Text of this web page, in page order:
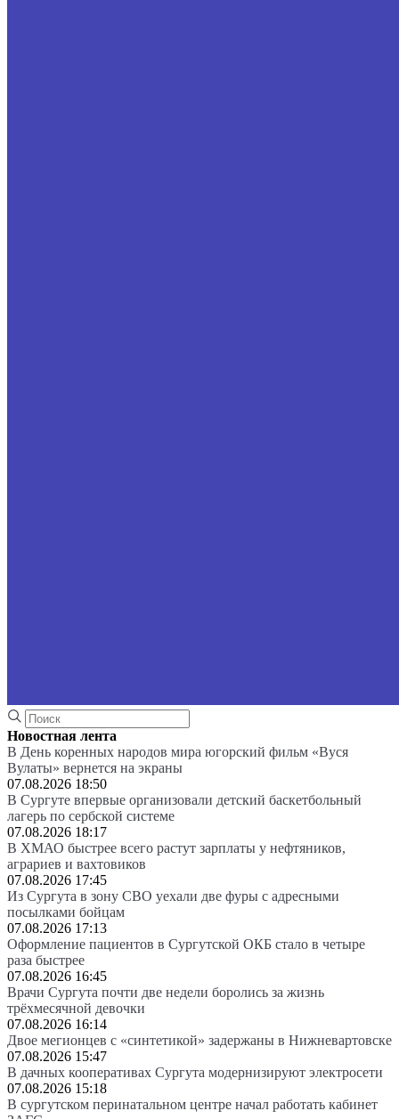
Новостная лента
В День коренных народов мира югорский фильм «Вуся
Вулаты» вернется на экраны
07.08.2026 18:50
В Сургуте впервые организовали детский баскетбольный
лагерь по сербской системе
07.08.2026 18:17
В ХМАО быстрее всего растут зарплаты у нефтяников,
аграриев и вахтовиков
07.08.2026 17:45
Из Сургута в зону СВО уехали две фуры с адресными
посылками бойцам
07.08.2026 17:13
Оформление пациентов в Сургутской ОКБ стало в четыре
раза быстрее
07.08.2026 16:45
Врачи Сургута почти две недели боролись за жизнь
трёхмесячной девочки
07.08.2026 16:14
Двое мегионцев с «синтетикой» задержаны в Нижневартовске
07.08.2026 15:47
В дачных кооперативах Сургута модернизируют электросети
07.08.2026 15:18
В сургутском перинатальном центре начал работать кабинет